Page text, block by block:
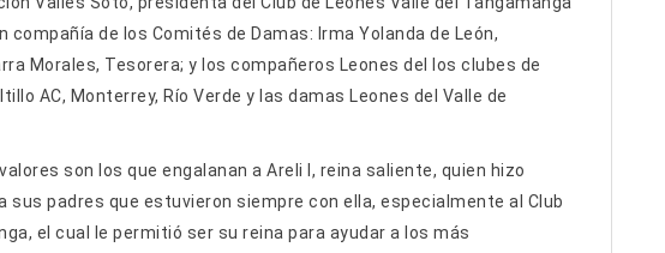
de los Comités de Damas: Irma Yolanda de León,
Morales, Tesorera; y los compañeros Leones del los clubes de
AC, Monterrey, Río Verde y las damas Leones del Valle de
son los que engalanan a Areli I, reina saliente, quien hizo
sus padres que estuvieron siempre con ella, especialmente al Club
el cual le permitió ser su reina para ayudar a los más